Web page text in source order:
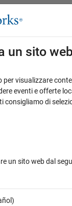
un sito web
per visualizzare
eventi e offerte
consigliamo di
un sito web dal